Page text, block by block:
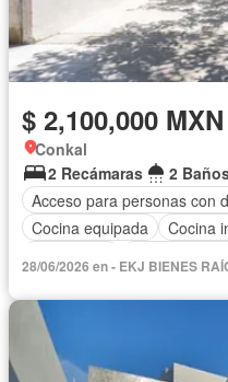
$ 2,100,000 MXN
Conkal
2 Recámaras
2
Acceso para personas con
Cocina equipada
Cocina
28/06/2026 en - EKJ BIENES